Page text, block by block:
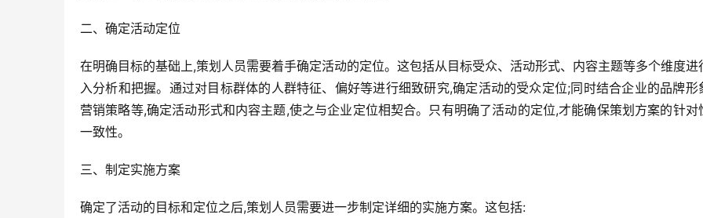
二、确定活动定位
在明确目标的基础上,策划人员需要着手确定活动的定位。这包括从目标受众、活动形式、内容主题等多个维度进
入分析和把握。通过对目标群体的人群特征、偏好等进行细致研究,确定活动的受众定位;同时结合企业的品牌形
营销策略等,确定活动形式和内容主题,使之与企业定位相契合。只有明确了活动的定位,才能确保策划方案的针对
一致性。
三、制定实施方案
确定了活动的目标和定位之后,策划人员需要进一步制定详细的实施方案。这包括: